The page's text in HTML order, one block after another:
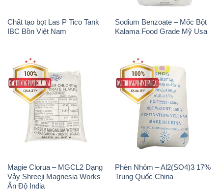
Chất tạo bọt Las P Tico Tank
IBC Bồn Việt Nam
Sodium Benzoate – Mốc Bột
Kalama Food Grade Mỹ Usa
Magie Clorua – MGCL2 Dạng
Vảy Shreeji Magnesia Works
Ấn Độ India
Phèn Nhôm – Al2(SO4)3 17%
Trung Quốc China